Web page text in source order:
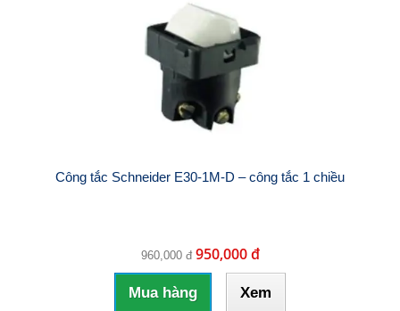
Công tắc Schneider E30-1M-D – công tắc 1 chiều
960,000 đ 950,000 đ
Mua hàng Xem